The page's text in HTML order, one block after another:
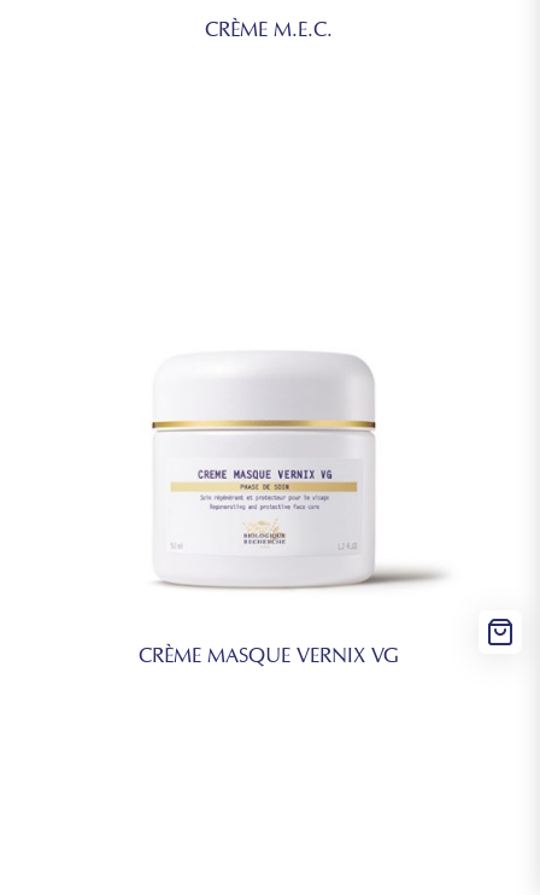
CRÈME M.E.C.
CRÈME MASQUE VERNIX VG